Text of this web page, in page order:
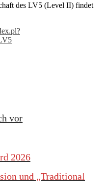
des LV5 (Level II) findet
vor
2026
und „Traditional